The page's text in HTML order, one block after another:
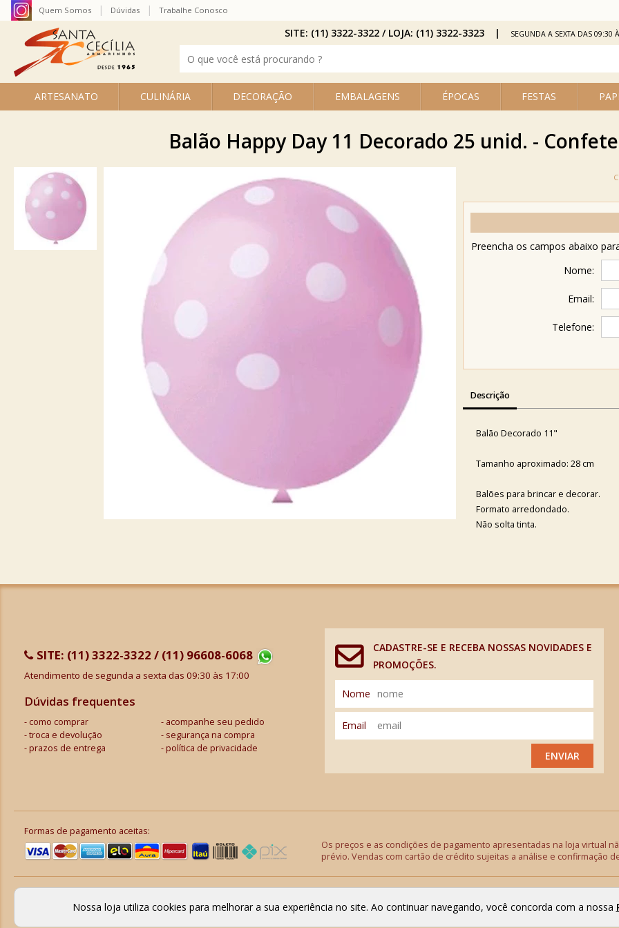
ARTESANATO CULINÁRIA DECORAÇÃO EMBALAGENS ÉPOCAS FESTAS
Quem Somos Dúvidas Trabalhe Conosco
SITE: (11) 3322-3322 / LOJA: (11) 3322-3323 SEGUNDA A SEXTA DAS 09:30
Balão Happy Day 11 Decorado 25 unid. -
Preencha os campos abaixo
Nome:
Email:
Telefone:
Descrição
Balão Decorado 11"
Tamanho aproximado: 28 cm
Balões para brincar e decorar.
Formato arredondado.
Não solta tinta.
SITE: (11) 3322-3322 / (11) 96608-6068
Atendimento de segunda a sexta das 09:30 às 17:00
Dúvidas frequentes
como comprar
acompanhe seu pedido
troca e devolução
segurança na compra
prazos de entrega
política de privacidade
CADASTRE-SE E RECEBA NOSSAS NOVIDADES E
PROMOÇÕES.
Nome
Email
ENVIAR
Formas de pagamento aceitas:
Os preços e as condições de pagamento apresentadas na loja virtual
prévio. Vendas com cartão de crédito sujeitas a análise e confirmação
Nossa loja utiliza cookies para melhorar a sua experiência no site. Ao continuar navegando, você concorda com a nossa